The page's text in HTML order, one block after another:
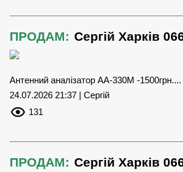
ПРОДАМ: Сергій Харків
Антенний аналізатор АА-330М -1500грн....
24.07.2026 21:37 | Сергій
131
ПРОДАМ: Сергій Харків